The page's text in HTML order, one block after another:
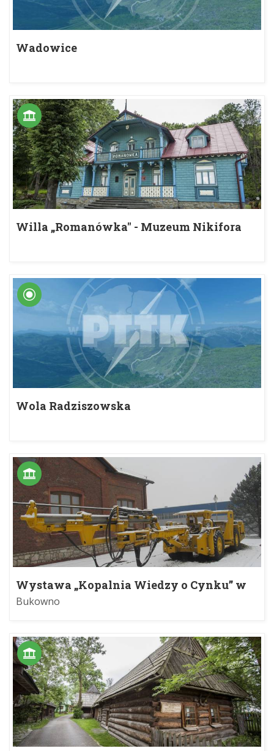
Wadowice
Willa „Romanówka" - Muzeum Nikifora
Wola Radziszowska
Wystawa „Kopalnia Wiedzy o Cynku” w
Bukownie
Bukowno